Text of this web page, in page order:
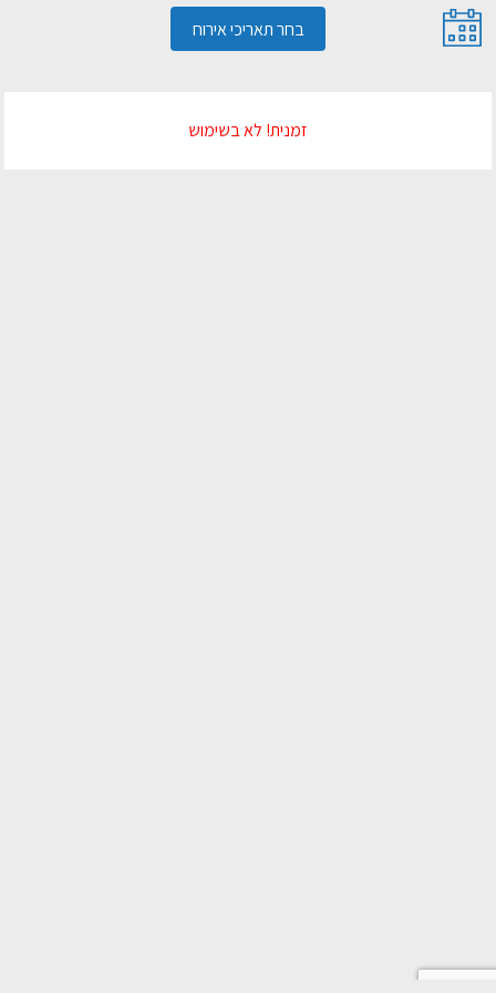
בחר תאריכי אירוח
זמנית! לא בשימוש